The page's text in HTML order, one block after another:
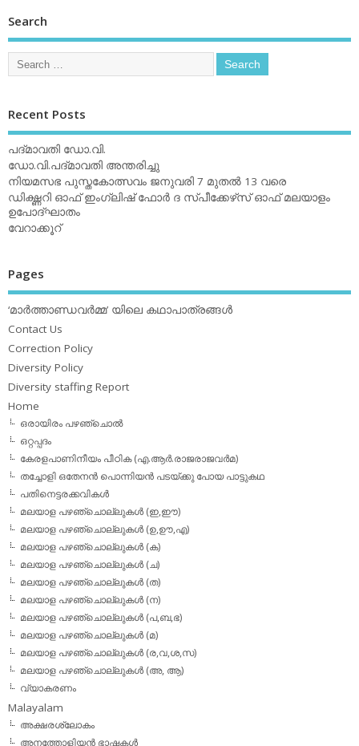
Search
Recent Posts
പദ്മാവതി ഡോ.വി.
ഡോ.വി.പദ്മാവതി അന്തരിച്ചു
നിയമസഭ പുസ്തകോത്സവം ജനുവരി 7 മുതല്‍ 13 വരെ
ഡിക്ഷ്ണറി ഓഫ് ഇംഗ്ലിഷ് ഫോര്‍ ദ സ്പീക്കേഴ്‌സ് ഓഫ് മലയാളം
ഉപോദ്ഘാതം
വേറാക്കൂറ്
Pages
‘മാര്‍ത്താണ്ഡവര്‍മ്മ’ യിലെ കഥാപാത്രങ്ങള്‍
Contact Us
Correction Policy
Diversity Policy
Diversity staffing Report
Home
ഒരായിരം പഴഞ്ചൊല്‍
ഒറ്റപ്പദം
കേരളപാണിനീയം പീഠിക (എ.ആര്‍.രാജരാജവര്‍മ)
തച്ചോളി ഒതേനൻ പൊന്നിയൻ പടയ്‌ക്കു പോയ പാട്ടുകഥ
പതിനെട്ടരക്കവികള്‍
മലയാള പഴഞ്ചൊല്ലുകള്‍ (ഇ,ഈ)
മലയാള പഴഞ്ചൊല്ലുകള്‍ (ഉ,ഊ,എ)
മലയാള പഴഞ്ചൊല്ലുകള്‍ (ക)
മലയാള പഴഞ്ചൊല്ലുകള്‍ (ച)
മലയാള പഴഞ്ചൊല്ലുകള്‍ (ത)
മലയാള പഴഞ്ചൊല്ലുകള്‍ (ന)
മലയാള പഴഞ്ചൊല്ലുകള്‍ (പ,ബ,ഭ)
മലയാള പഴഞ്ചൊല്ലുകള്‍ (മ)
മലയാള പഴഞ്ചൊല്ലുകള്‍ (ര,വ,ശ,സ)
മലയാള പഴഞ്ചൊല്ലുകൾ (അ, ആ)
വ്യാകരണം
Malayalam
അക്ഷരശ്ലോകം
അനത്തോളിയന്‍ ഭാഷകള്‍